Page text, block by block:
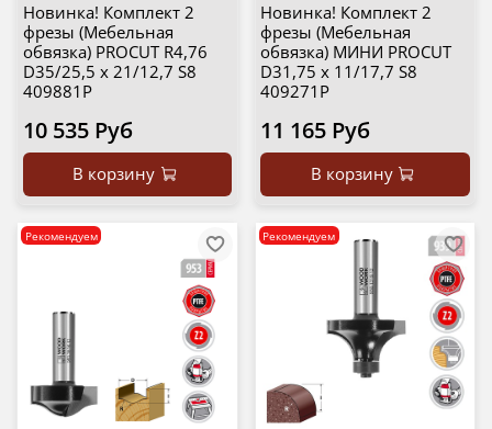
Новинка! Комплект 2
фрезы (Мебельная
обвязка) PROCUT R4,76
D35/25,5 x 21/12,7 S8
409881P
10 535 Руб
В корзину
Новинка! Комплект 2
фрезы (Мебельная
обвязка) МИНИ PROCUT
D31,75 x 11/17,7 S8
409271P
11 165 Руб
В корзину
Рекомендуем Рекомендуем